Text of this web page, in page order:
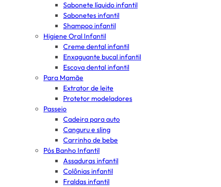
Sabonete líquido infantil
Sabonetes infantil
Shampoo infantil
Higiene Oral Infantil
Creme dental infantil
Enxaguante bucal infantil
Escova dental infantil
Para Mamãe
Extrator de leite
Protetor modeladores
Passeio
Cadeira para auto
Canguru e sling
Carrinho de bebe
Pós Banho Infantil
Assaduras infantil
Colônias infantil
Fraldas infantil